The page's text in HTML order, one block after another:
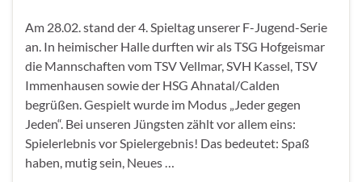
Am 28.02. stand der 4. Spieltag unserer F-Jugend-Serie
an. In heimischer Halle durften wir als TSG Hofgeismar
die Mannschaften vom TSV Vellmar, SVH Kassel, TSV
Immenhausen sowie der HSG Ahnatal/Calden
begrüßen. Gespielt wurde im Modus „Jeder gegen
Jeden“. Bei unseren Jüngsten zählt vor allem eins:
Spielerlebnis vor Spielergebnis! Das bedeutet: Spaß
haben, mutig sein, Neues …